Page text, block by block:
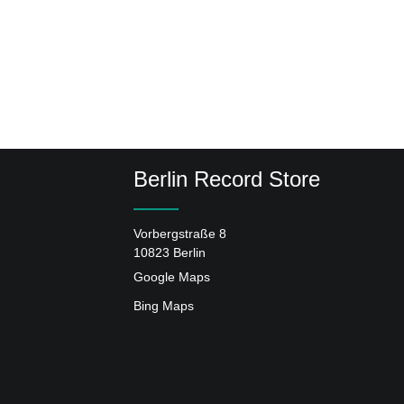
Berlin Record Store
Vorbergstraße 8
10823 Berlin
Google Maps
Bing Maps